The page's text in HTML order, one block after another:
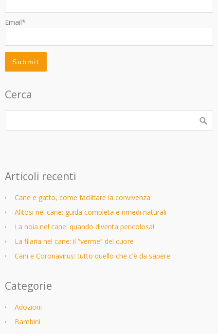
Email*
Cerca
Articoli recenti
Cane e gatto, come facilitare la convivenza
Alitosi nel cane: guida completa e rimedi naturali
La noia nel cane: quando diventa pericolosa!
La filaria nel cane: il “verme” del cuore
Cani e Coronavirus: tutto quello che c’è da sapere
Categorie
Adozioni
Bambini